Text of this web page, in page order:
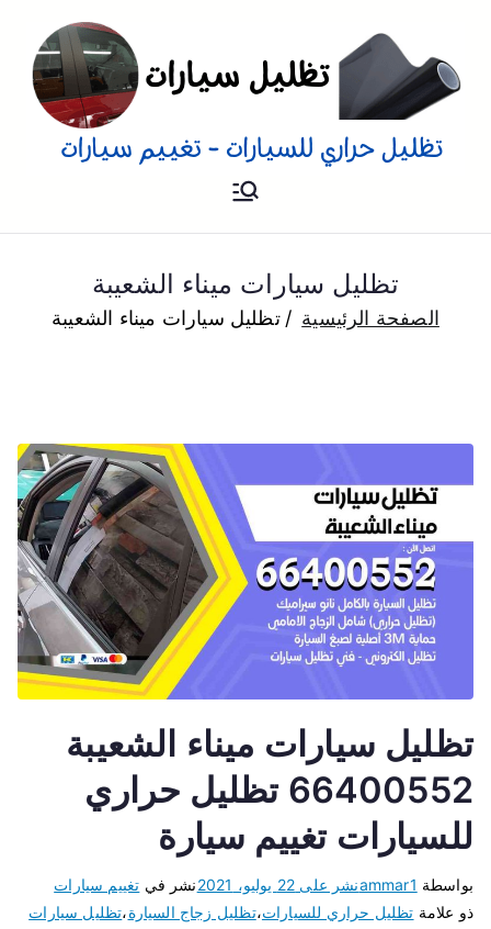
للسيارات
تظليل سيارات ميناء الشعيبة
الصفحة الرئيسية تظليل سيارات ميناء الشعيبة
تظليل سيارات ميناء الشعيبة
66400552 تظليل حراري
للسيارات تغييم سيارة
بواسطة ammar1نشر على 22 يوليو، 2021 نشر في تغييم سيارات
ذو علامة تظليل حراري للسيارات،تظليل زجاج السيارة،تظليل سيارات